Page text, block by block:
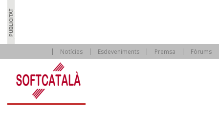
Notícies Esdeveniments Premsa Fòrums